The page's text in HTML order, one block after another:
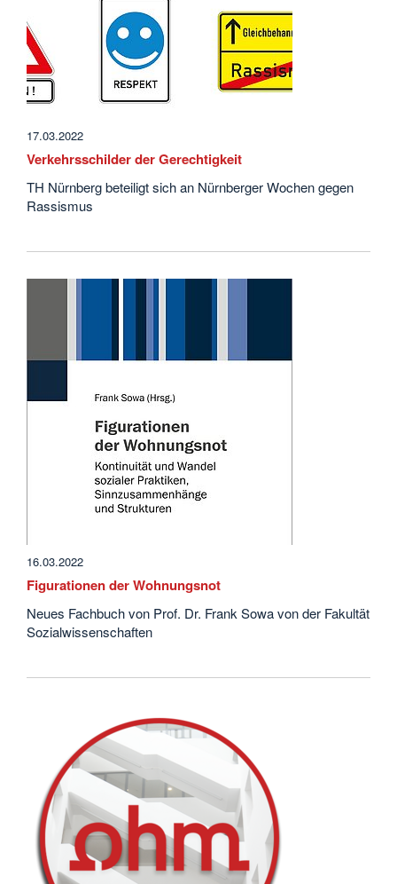
17.03.2022
Verkehrsschilder der Gerechtigkeit
TH Nürnberg beteiligt sich an Nürnberger Wochen gegen
Rassismus
16.03.2022
Figurationen der Wohnungsnot
Neues Fachbuch von Prof. Dr. Frank Sowa von der Fakultät
Sozialwissenschaften